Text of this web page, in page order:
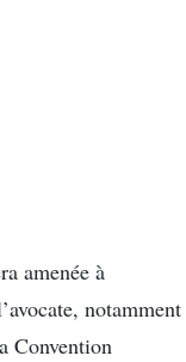
amenée à
notamment
Convention